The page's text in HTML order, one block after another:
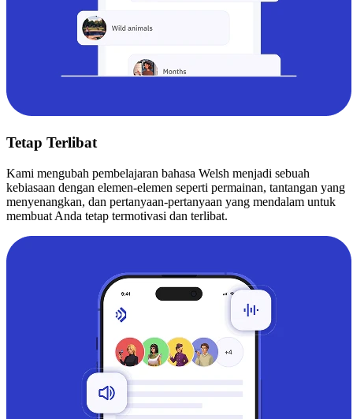
Tetap Terlibat
Kami mengubah pembelajaran bahasa Welsh menjadi sebuah
kebiasaan dengan elemen-elemen seperti permainan, tantangan yang
menyenangkan, dan pertanyaan-pertanyaan yang mendalam untuk
membuat Anda tetap termotivasi dan terlibat.